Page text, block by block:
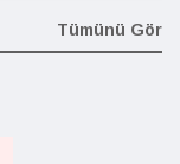
Tümünü Gör